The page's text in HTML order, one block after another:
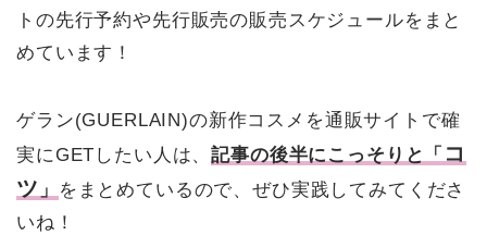
トの先行予約や先行販売の販売スケジュールをまと
めています！
ゲラン(GUERLAIN)の新作コスメを通販サイトで確
実にGETしたい人は、記事の後半にこっそりと「 コ
ツ 」
をまとめているので、ぜひ実践してみてくださ
いね！